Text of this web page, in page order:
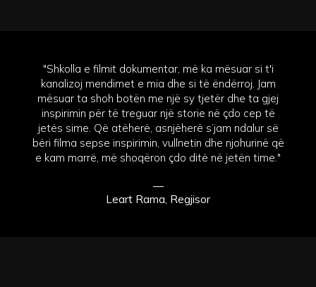
"Shkolla e filmit dokumentar, më ka mësuar si t'i
kanalizoj mendimet e mia dhe si të ëndërroj. Jam
mësuar ta shoh botën me një sy tjetër dhe ta gjej
inspirimin për të treguar një storie në çdo cep të
jetës sime. Që atëherë, asnjëherë s’jam ndalur së
bëri filma sepse inspirimin, vullnetin dhe njohurinë që
e kam marrë, më shoqëron çdo ditë në jetën time."
—
Leart Rama, Regjisor